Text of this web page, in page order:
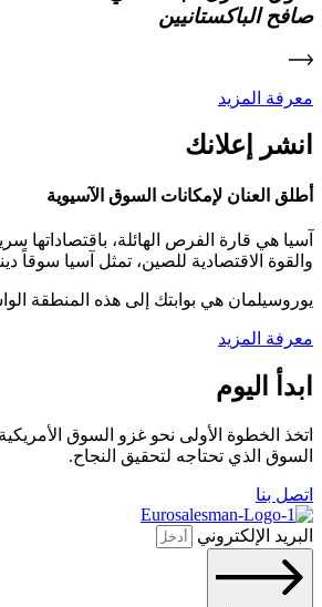
صافح الباكستانيين
معرفة المزيد
انشر إعلانك
أطلق العنان لإمكانات السوق الآسيوية
والقوة الاقتصادية للصين، تمثل آسيا سوقاً
يوروسيلمان هي بوابتك إلى هذه المنطقة
معرفة المزيد
ابدأ اليوم
اتخذ الخطوة الأولى نحو غزو السوق
السوق الذي تحتاجه لتحقيق النجاح.
اتصل بنا
البريد الإلكتروني